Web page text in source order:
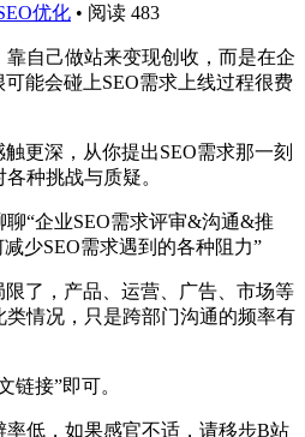
优化 • 阅读 483
自己做站来变现创收，而是在企
能会碰上SEO需求上线过程很费
更深，从你提出SEO需求那一刻
种挑战与质疑。
“企业SEO需求评审&沟通&推
少SEO需求遇到的各种阻力”
了，产品、运营、广告、市场等
情况，只是跨部门沟通的频率有
链接”即可。
低，如果感官不适，请移步B站